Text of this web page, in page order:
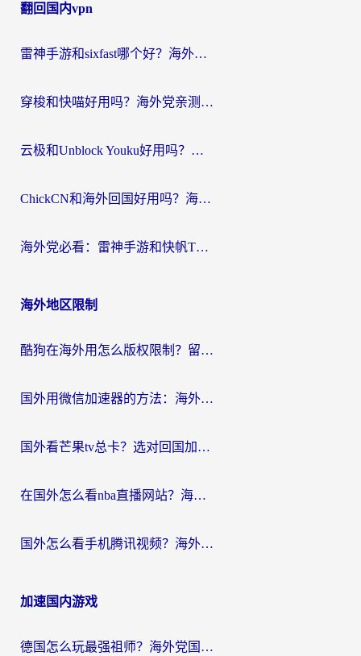
导
翻回国内vpn
雷神手游和sixfast哪个好？海外党亲测3款回国加速器，教你选对不踩坑
穿梭和快喵好用吗？海外党亲测：小众加速器对比+番茄加速器深度体验
云极和Unblock Youku好用吗？海外党亲测+2026回国加速器避坑指南
ChickCN和海外回国好用吗？海外党2026亲测：从手游到影音，选对加速器的3个关键
海外党必看：雷神手游和快帆TV版好用吗？3步选对回国加速器不踩坑
海外地区限制
酷狗在海外用怎么版权限制？留学生亲测：3步解决听国内音乐难题
国外用微信加速器的方法：海外党无缝连接国内生活的实用指南
国外看芒果tv总卡？选对回国加速器，轻松追《浪姐》不费劲
在国外怎么看nba直播网站？海外党专属体育观赛指南，告别地区限制！
国外怎么看手机腾讯视频？海外党亲测有效的追剧加速器选择指南
加速国内游戏
德国怎么玩最强祖师？海外党国服游戏加速器选择全攻略（附宝可梦Online实测）